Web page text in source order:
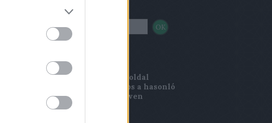
Lőrinci Magazin
lorincimagazin.blog.hu
oldal
szerkesztősége nem azonos a hasonló
nevű, Lőrinci Magazin néven
megjelenő sajtótermék